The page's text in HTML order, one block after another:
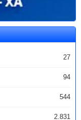
27
94
544
2.831